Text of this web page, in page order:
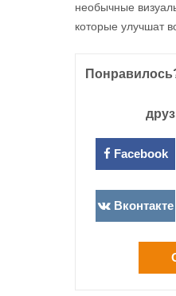
необычные
которые улучшат
Facebook
Вконтакте